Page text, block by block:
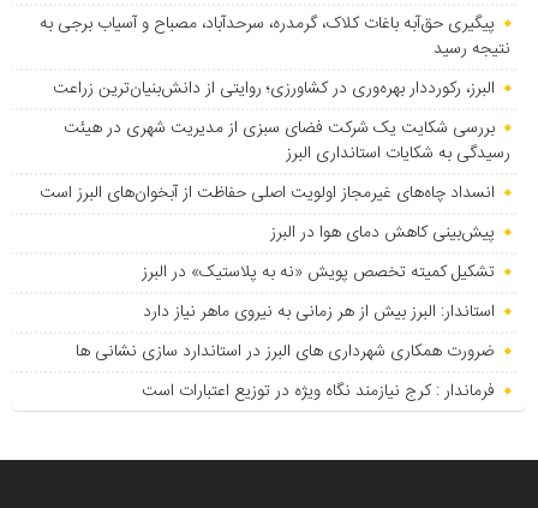
پیگیری حق‌آبه باغات کلاک، گرمدره، سرحدآباد، مصباح و آسیاب برجی به
نتیجه رسید
البرز، رکورددار بهره‌وری در کشاورزی؛ روایتی از دانش‌بنیان‌ترین زراعت
بررسی شکایت یک شرکت فضای سبزی از مدیریت شهری در هیئت
رسیدگی به شکایات استانداری البرز
انسداد چاه‌های غیرمجاز اولویت اصلی حفاظت از آبخوان‌های البرز است
پیش‌بینی کاهش دمای هوا در البرز
تشکیل کمیته تخصص پویش «نه به پلاستیک» در البرز
استاندار: البرز بیش از هر زمانی به نیروی ماهر نیاز دارد
ضرورت همکاری شهرداری های البرز در استاندارد سازی نشانی ها
فرماندار : کرج نیازمند نگاه ویژه در توزیع اعتبارات است